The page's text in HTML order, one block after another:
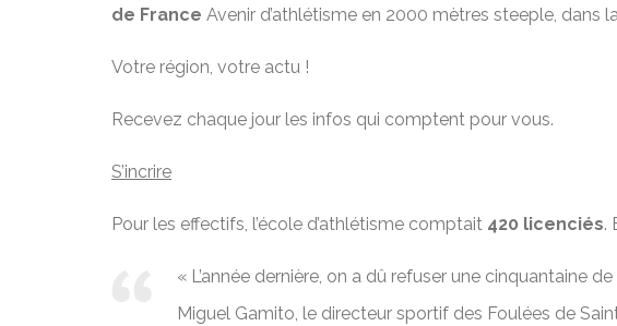
de France Avenir d’athlétisme en 2000 mètres steeple, dans
Votre région, votre actu !
Recevez chaque jour les infos qui comptent pour vous.
S’incrire
Pour les effectifs, l’école d’athlétisme comptait 420 licenciés.
« L’année dernière, on a dû refuser une cinquantaine
Miguel Gamito, le directeur sportif des Foulées de